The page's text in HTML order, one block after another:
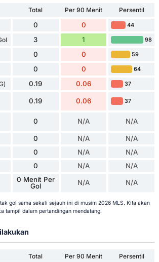
Total Per 90 Menit
Persentil
0 0 44
3 1 98
0 0 59
0 0 64
0.19 0.06 37
0.19 0.06 37
0 N/A N/A
0 N/A N/A
0 N/A N/A
0 N/A N/A
0 Menit Per
Gol
N/A N/A
gol sama sekali sejauh ini di musim 2026 MLS. Kita akan
tampil dalam pertandingan mendatang.
Total Per 90 Menit
Persentil